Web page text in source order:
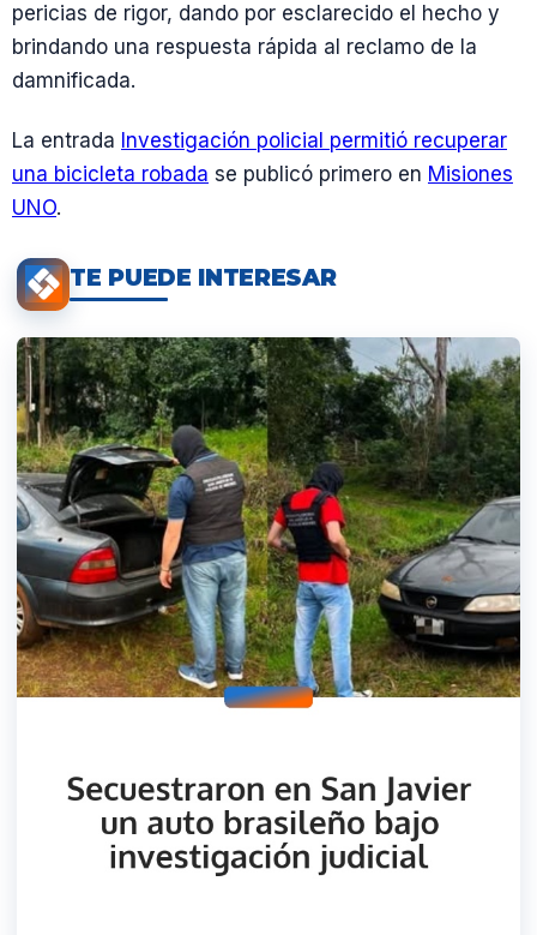
pericias de rigor, dando por esclarecido el hecho y
brindando una respuesta rápida al reclamo de la
damnificada.
La entrada Investigación policial permitió recuperar
una bicicleta robada se publicó primero en Misiones
UNO.
TE PUEDE INTERESAR